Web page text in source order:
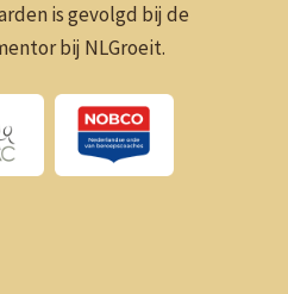
is gevolgd bij de
bij NLGroeit.